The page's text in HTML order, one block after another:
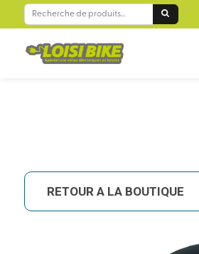
RECHERCHE
BIENVENUE SUR LOISIBIKE
RETOUR A LA BOUTIQUE